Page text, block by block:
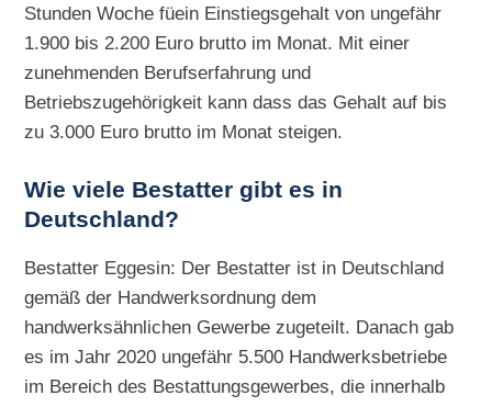
Stunden Woche füein Einstiegsgehalt von ungefähr
1.900 bis 2.200 Euro brutto im Monat. Mit einer
zunehmenden Berufserfahrung und
Betriebszugehörigkeit kann dass das Gehalt auf bis
zu 3.000 Euro brutto im Monat steigen.
Wie viele Bestatter gibt es in
Deutschland?
Bestatter Eggesin: Der Bestatter ist in Deutschland
gemäß der Handwerksordnung dem
handwerksähnlichen Gewerbe zugeteilt. Danach gab
es im Jahr 2020 ungefähr 5.500 Handwerksbetriebe
im Bereich des Bestattungsgewerbes, die innerhalb